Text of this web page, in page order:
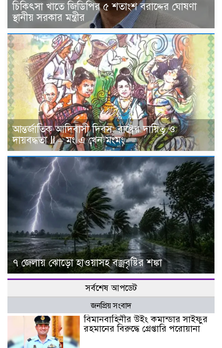
চিকিৎসা খাতে জিডিপির ৫ শতাংশ বরাদ্দের ঘোষণা
স্থানীয় সরকার মন্ত্রীর
আন্তর্জাতিক আদিবাসী দিবস: রাষ্ট্রের দায়িত্ব ও
দায়বদ্ধতা II – মং এ খেন মংমং
৭ জেলায় ঝোড়ো হাওয়াসহ বজ্রবৃষ্টির শঙ্কা
সর্বশেষ আপডেট
জনপ্রিয় সংবাদ
বিমানবাহিনীর উইং কমান্ডার সাইফুর
রহমানের বিরুদ্ধে গ্রেপ্তারি পরোয়ানা